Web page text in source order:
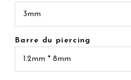
Barre du piercing